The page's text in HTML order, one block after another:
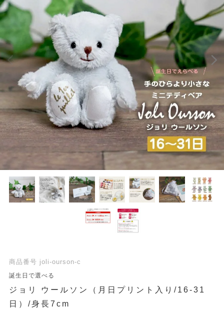
商品番号 joli-ourson-c
誕生日で選べる
ジョリ ウールソン（月日プリント入り/16-31
日）/身長7cm